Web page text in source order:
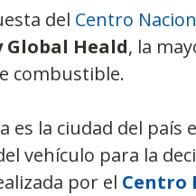
del Centro
Global Heald, la
combustible.
es la ciudad del país
vehículo para la
por el Centro